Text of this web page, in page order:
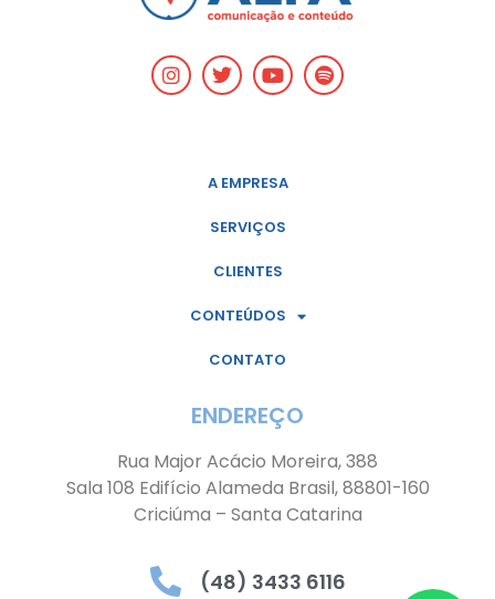
A EMPRESA
SERVIÇOS
CLIENTES
CONTEÚDOS
CONTATO
ENDEREÇO
Rua Major Acácio Moreira, 388
Sala 108 Edifício Alameda Brasil, 88801-160
Criciúma – Santa Catarina
(48) 3433 6116